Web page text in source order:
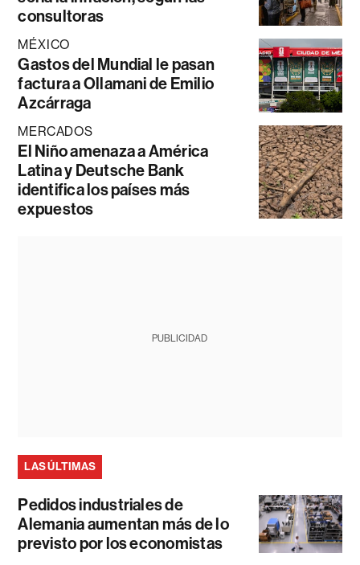
consultoras
MÉXICO
Gastos del Mundial le pasan
factura a Ollamani de Emilio
Azcárraga
MERCADOS
El Niño amenaza a América
Latina y Deutsche Bank
identifica los países más
expuestos
PUBLICIDAD
LAS ÚLTIMAS
Pedidos industriales de
Alemania aumentan más de lo
previsto por los economistas